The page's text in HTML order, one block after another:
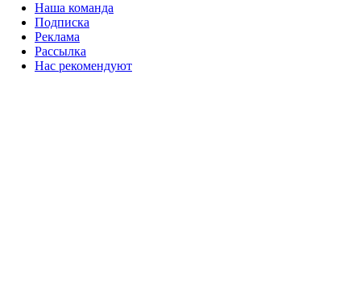
Наша команда
Подписка
Реклама
Рассылка
Нас рекомендуют